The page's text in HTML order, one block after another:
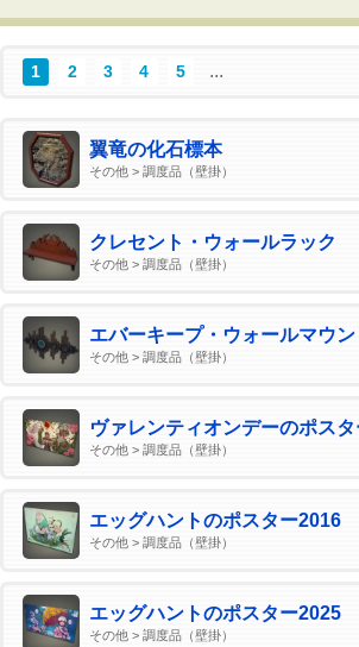
1 2 3 4 5 ...
翼竜の化石標本
その他 > 調度品（壁掛）
クレセント・ウォールラック
その他 > 調度品（壁掛）
エバーキープ・ウォールマウン
その他 > 調度品（壁掛）
ヴァレンティオンデーのポス
その他 > 調度品（壁掛）
エッグハントのポスター2016
その他 > 調度品（壁掛）
エッグハントのポスター2025
その他 > 調度品（壁掛）